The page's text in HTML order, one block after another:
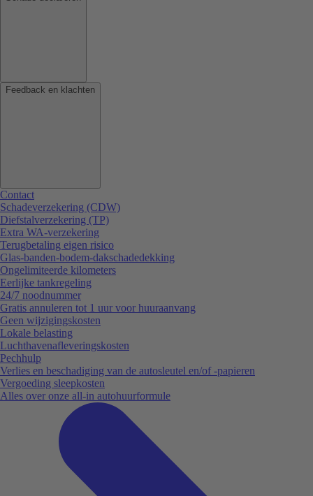
Feedback en klachten
Contact
Schadeverzekering (CDW)
Diefstalverzekering (TP)
Extra WA-verzekering
Terugbetaling eigen risico
Glas-banden-bodem-dakschadedekking
Ongelimiteerde kilometers
Eerlijke tankregeling
24/7 noodnummer
Gratis annuleren tot 1 uur voor huuraanvang
Geen wijzigingskosten
Lokale belasting
Luchthavenafleveringskosten
Pechhulp
Verlies en beschadiging van de autosleutel en/of -papieren
Vergoeding sleepkosten
Alles over onze all-in autohuurformule